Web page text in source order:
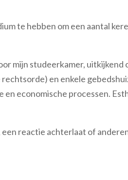
te hebben om een aantal
mijn studeerkamer, uitkijkend
en enkele
economische processen.
reactie achterlaat of